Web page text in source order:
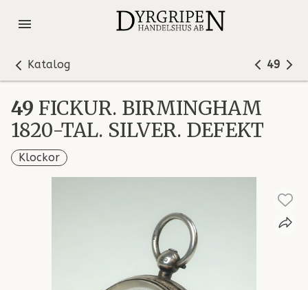
Katalog 49
49 FICKUR. BIRMINGHAM
1820-TAL. SILVER. DEFEKT
Klockor